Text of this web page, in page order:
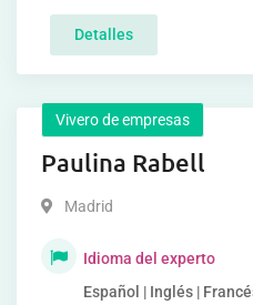
Detalles
Vivero de empresas
Paulina Rabell
Madrid
Idioma del experto
Español | Inglés |